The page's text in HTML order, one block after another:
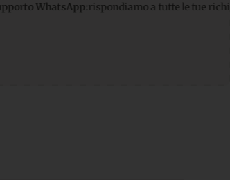
a tutte le tue richieste dirette